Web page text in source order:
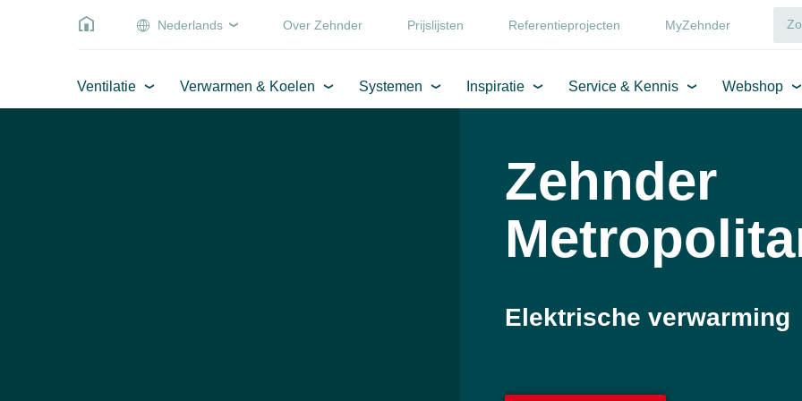
Nederlands Over Zehnder Prijslijsten Referentieprojecten MyZehnder
Ventilatie Verwarmen & Koelen Systemen Inspiratie Service & Kennis Webshop
Zehnder
Elektrische verwarming